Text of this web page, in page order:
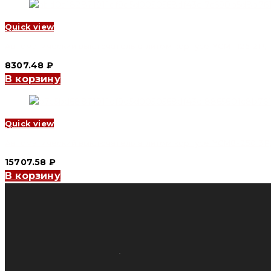
Quick view
8307.48 ₽
В корзину
Quick view
15707.58 ₽
В корзину